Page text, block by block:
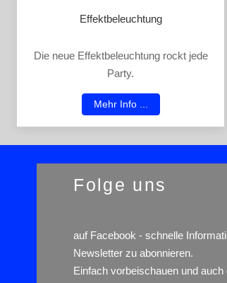
Effektbeleuchtung
Die neue Effektbeleuchtung rockt jede
Party.
Mehr Info ...
Folge uns
auf Facebook - schnelle
Newsletter zu abonnieren.
Einfach vorbeischauen und